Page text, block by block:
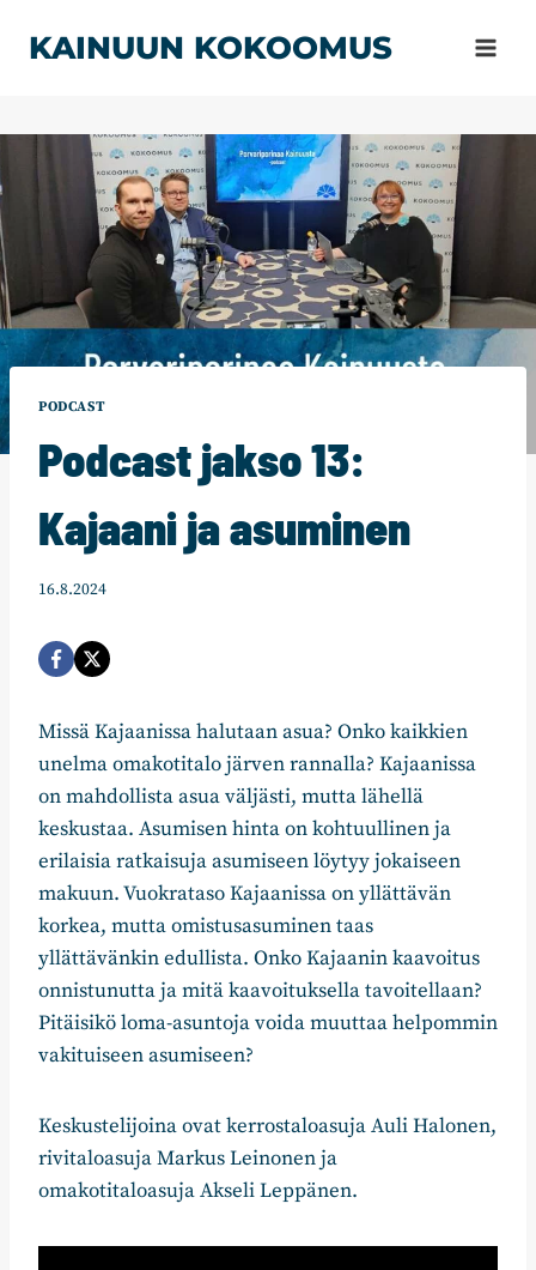
sisältöön
KAINUUN KOKOOMUS
PODCAST
Podcast jakso 13:
Kajaani ja asuminen
16.8.2024
Missä Kajaanissa halutaan asua? Onko kaikkien
unelma omakotitalo järven rannalla? Kajaanissa
on mahdollista asua väljästi, mutta lähellä
keskustaa. Asumisen hinta on kohtuullinen ja
erilaisia ratkaisuja asumiseen löytyy jokaiseen
makuun. Vuokrataso Kajaanissa on yllättävän
korkea, mutta omistusasuminen taas
yllättävänkin edullista. Onko Kajaanin kaavoitus
onnistunutta ja mitä kaavoituksella tavoitellaan?
Pitäisikö loma-asuntoja voida muuttaa helpommin
vakituiseen asumiseen?
Keskustelijoina ovat kerrostaloasuja Auli Halonen,
rivitaloasuja Markus Leinonen ja
omakotitaloasuja Akseli Leppänen.